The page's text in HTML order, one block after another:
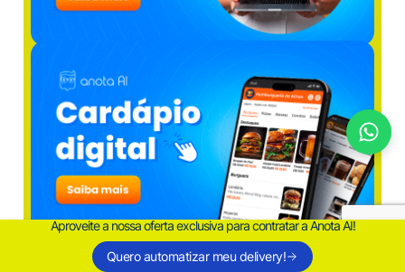
Aproveite a nossa oferta exclusiva para contratar a Anota AI!
Quero automatizar meu delivery!